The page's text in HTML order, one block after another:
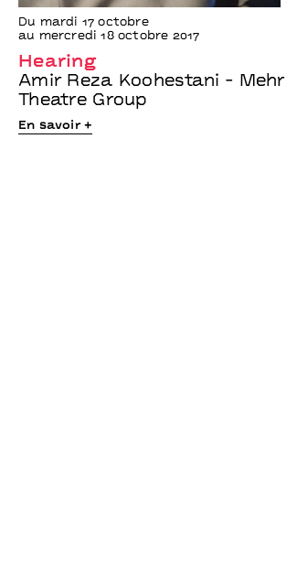
Du mardi 17 octobre
au mercredi 18 octobre 2017
Hearing
Amir Reza Koohestani - Mehr
Theatre Group
En savoir +